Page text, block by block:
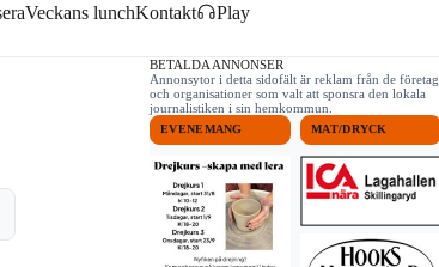
Veckans lunchKontakt Play
BETALDA ANNONSER
Annonsytor i detta sidofält är reklam från de företag
och organisationer som valt att sponsra den lokala
journalistiken i sin hemkommun.
EVENEMANG MAT/DRYCK